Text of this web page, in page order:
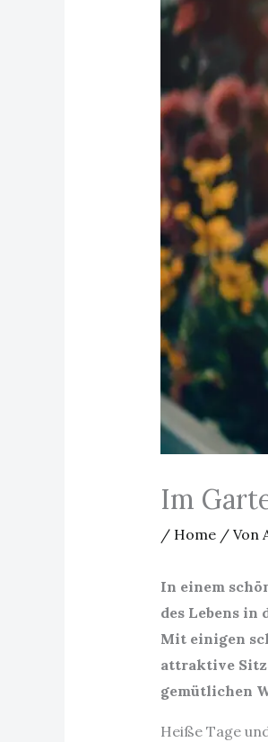
Im
/ Home/ Von
In einem
des Lebens
Mit einigen
attraktive
gemütlichen
Heiße Tage